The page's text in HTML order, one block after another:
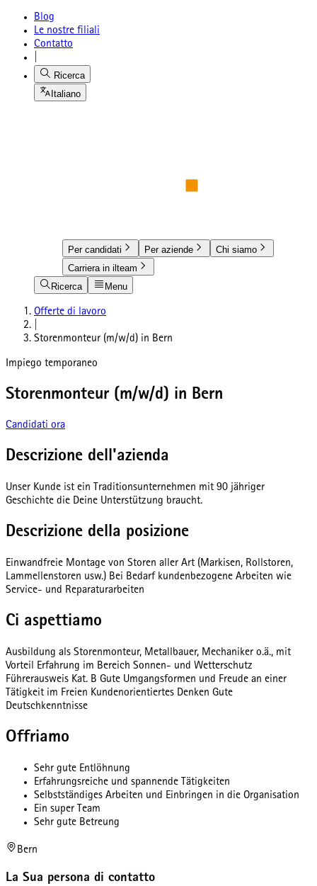
Blog
Le nostre filiali
Contatto
Ricerca
Italiano
Per candidati Per aziende
Chi siamo
Carriera in ilteam
Ricerca
Menu
Offerte di lavoro
Storenmonteur (m/w/d) in Bern
Impiego temporaneo
Storenmonteur (m/w/d) in Bern
Candidati ora
Descrizione dell'azienda
Unser Kunde ist ein Traditionsunternehmen mit 90 jähriger
Geschichte die Deine Unterstützung braucht.
Descrizione della posizione
Einwandfreie Montage von Storen aller Art (Markisen, Rollstoren,
Lammellenstoren usw.) Bei Bedarf kundenbezogene Arbeiten wie
Service- und Reparaturarbeiten
Ci aspettiamo
Ausbildung als Storenmonteur, Metallbauer, Mechaniker o.ä., mit
Vorteil Erfahrung im Bereich Sonnen- und Wetterschutz
Führerausweis Kat. B Gute Umgangsformen und Freude an einer
Tätigkeit im Freien Kundenorientiertes Denken Gute
Deutschkenntnisse
Offriamo
Sehr gute Entlöhnung
Erfahrungsreiche und spannende Tätigkeiten
Selbstständiges Arbeiten und Einbringen in die Organisation
Ein super Team
Sehr gute Betreung
Bern
La Sua persona di contatto